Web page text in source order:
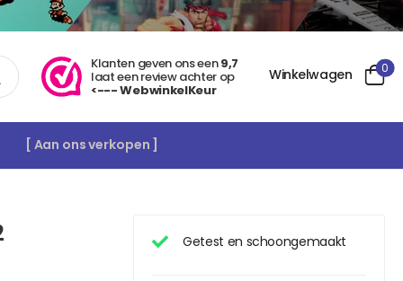
Klanten geven ons een9,7
laat een review achter op
<--- WebwinkelKeur
Winkelwagen 0
[ Aan ons verkopen ]
Getest en schoongemaakt